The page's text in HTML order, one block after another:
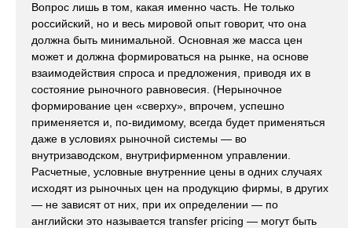
Вопрос лишь в том, какая именно часть. Не только
российский, но и весь мировой опыт говорит, что она
должна быть минимальной. Основная же масса цен
может и должна формироваться на рынке, на основе
взаимодействия спроса и предложения, приводя их в
состояние рыночного равновесия. (Нерыночное
формирование цен «сверху», впрочем, успешно
применяется и, по-видимому, всегда будет применяться
даже в условиях рыночной системы — во
внутризаводском, внутрифирменном управлении.
Расчетные, условные внутренние цены в одних случаях
исходят из рыночных цен на продукцию фирмы, в других
— не зависят от них, при их определении — по
английски это называется transfer pricing — могут быть